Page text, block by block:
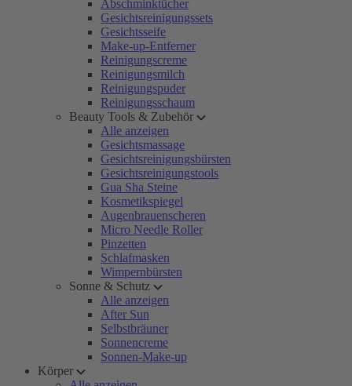
Abschminktücher
Gesichtsreinigungssets
Gesichtsseife
Make-up-Entferner
Reinigungscreme
Reinigungsmilch
Reinigungspuder
Reinigungsschaum
Beauty Tools & Zubehör
Alle anzeigen
Gesichtsmassage
Gesichtsreinigungsbürsten
Gesichtsreinigungstools
Gua Sha Steine
Kosmetikspiegel
Augenbrauenscheren
Micro Needle Roller
Pinzetten
Schlafmasken
Wimpernbürsten
Sonne & Schutz
Alle anzeigen
After Sun
Selbstbräuner
Sonnencreme
Sonnen-Make-up
Körper